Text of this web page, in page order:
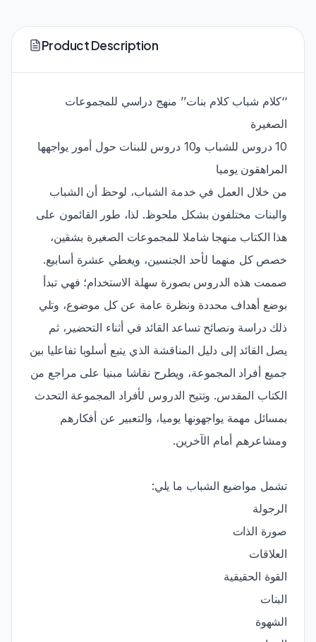
Product Description
‘‘كلام شباب كلام بنات’’ منهج دراسي للمجموعات
الصغيرة
10 دروس للشباب و10 دروس للبنات حول أمور يواجهها
المراهقون يوميا
من خلال العمل في خدمة الشباب، لوحظ أن الشباب
والبنات مختلفون بشكل ملحوظ. لذا، طور القائمون على
هذا الكتاب منهجا شاملا للمجموعات الصغيرة بشقين،
خصص كل منهما لأحد الجنسين، ويغطي عشرة أسابيع.
صممت هذه الدروس بصورة سهلة الاستخدام؛ فهي تبدأ
بوضع أهداف محددة ونظرة عامة عن كل موضوع، وتلي
ذلك دراسة ونصائح تساعد القائد في أثناء التحضير، ثم
يصل القائد إلى دليل المناقشة الذي يتبع أسلوبا تفاعليا بين
جميع أفراد المجموعة، ويطرح نقاشا مبنيا على مراجع من
الكتاب المقدس. وتتيح الدروس لأفراد المجموعة التحدث
بمسائل مهمة يواجهونها يوميا، والتعبير عن أفكارهم
ومشاعرهم أمام الآخرين.
تشمل مواضيع الشباب ما يلي:
الرجولة
صورة الذات
العلاقات
القوة الحقيقية
البنات
الشهوة